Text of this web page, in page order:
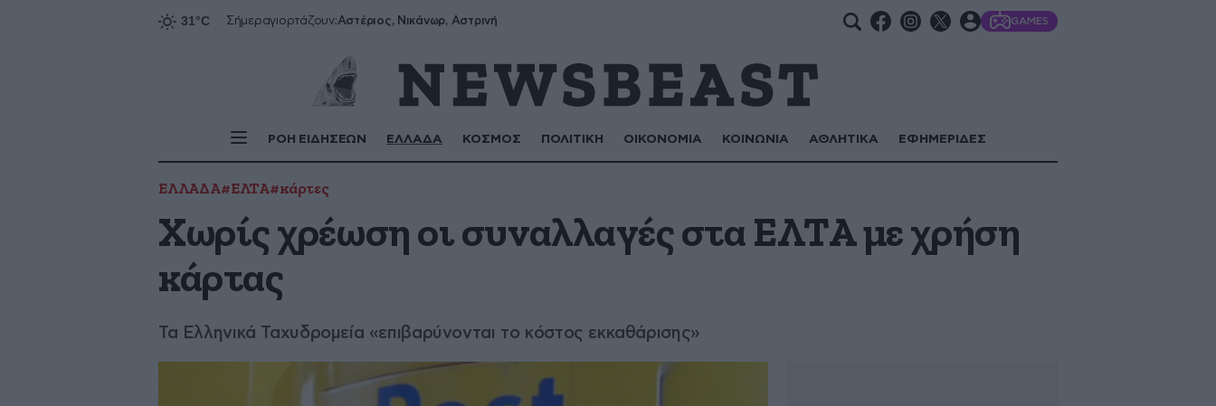
Σήμεραγιορτάζουν:Αστέριος, Νικάνωρ, Αστρινή GAMES
ΡΟΗ ΕΙΔΗΣΕΩΝ ΕΛΛΑΔΑ ΚΟΣΜΟΣ ΠΟΛΙΤΙΚΗ ΟΙΚΟΝΟΜΙΑ ΚΟΙΝΩΝΙΑ ΑΘΛΗΤΙΚΑ ΕΦΗΜΕΡΙΔΕΣ
ΕΛΛΑΔΑ#ΕΛΤΑ#κάρτες
Χωρίς χρέωση οι συναλλαγές στα ΕΛΤΑ με χρήση
κάρτας
Τα Ελληνικά Ταχυδρομεία «επιβαρύνονται το κόστος εκκαθάρισης»